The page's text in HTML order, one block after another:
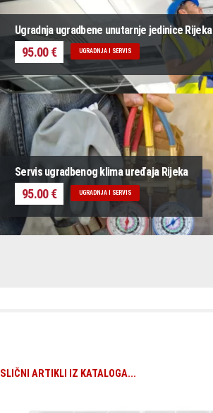
Ugradnja ugradbene unutarnje jedinice Rijeka
95.00 € UGRADNJA I SERVIS
Servis ugradbenog klima uređaja Rijeka
95.00 € UGRADNJA I SERVIS
SLIČNI ARTIKLI IZ KATALOGA...